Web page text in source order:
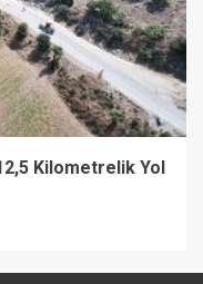
Kilometrelik Yol